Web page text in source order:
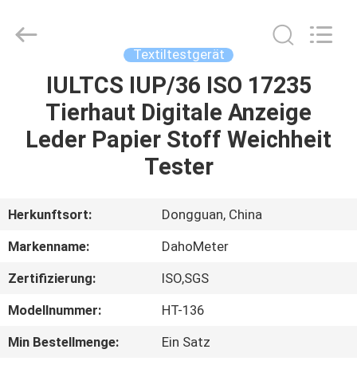
HAUS
PRODUKTE
UNS
AUSFLUG
QUALITÄTSKONTROLLE
Developed
Textiltestgerät
IULTCS IUP/36 ISO 17235
Tierhaut Digitale Anzeige
Leder Papier Stoff Weichheit
Tester
Herkunftsort:
Dongguan, China
Markenname:
DahoMeter
Zertifizierung:
ISO,SGS
Modellnummer:
HT-136
Min Bestellmenge:
Ein Satz